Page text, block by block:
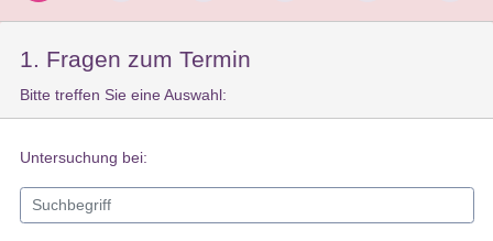
1. Fragen zum Termin
Bitte treffen Sie eine Auswahl:
Untersuchung bei: